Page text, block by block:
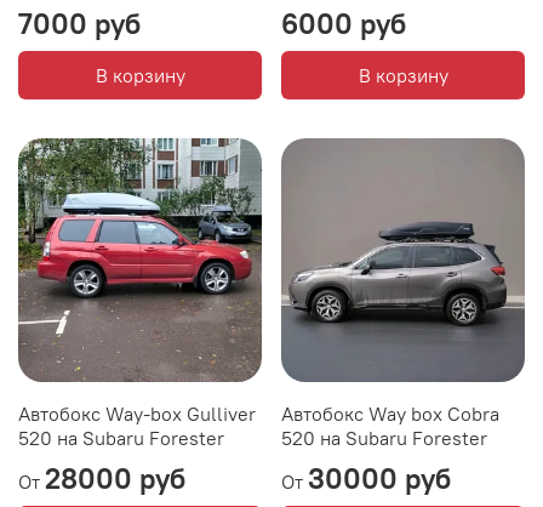
7000 руб
В корзину
6000 руб
В корзину
Автобокс Way-box Gulliver
520 на Subaru Forester
От 28000 руб
Автобокс Way box Cobra
520 на Subaru Forester
От 30000 руб